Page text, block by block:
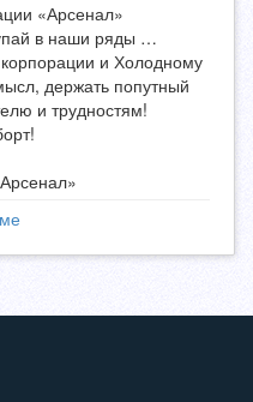
«Арсенал»
в наши ряды …
и Холодному
держать попутный
и трудностям!